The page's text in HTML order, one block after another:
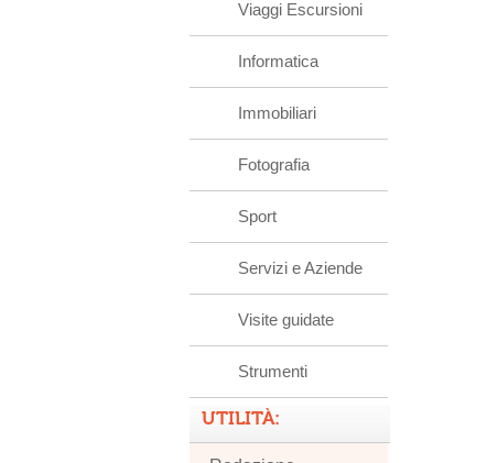
Viaggi Escursioni
Informatica
Immobiliari
Fotografia
Sport
Servizi e Aziende
Visite guidate
Strumenti
UTILITÀ: